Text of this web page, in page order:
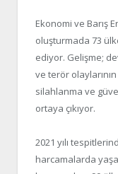
Ekonomi ve Barış
oluşturmada 73
ediyor. Gelişme;
ve terör
silahlanma ve
ortaya çıkıyor.
2021 yılı
harcamalarda